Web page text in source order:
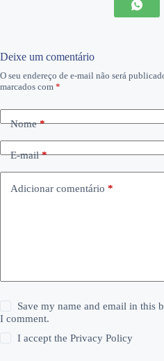
Deixe um comentário
O seu endereço de e-mail não será
marcados com *
Nome*
E-mail*
Adicionar comentário *
Save my name and email in this
I comment.
I accept thePrivacy Policy